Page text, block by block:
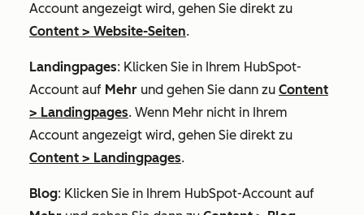
Account angezeigt wird, gehen Sie direkt zu
Content > Website-Seiten.
Landingpages: Klicken Sie in Ihrem HubSpot-
Account auf Mehr und gehen Sie dann zu Content
> Landingpages. Wenn Mehr nicht in Ihrem
Account angezeigt wird, gehen Sie direkt zu
Content > Landingpages.
Blog: Klicken Sie in Ihrem HubSpot-Account auf